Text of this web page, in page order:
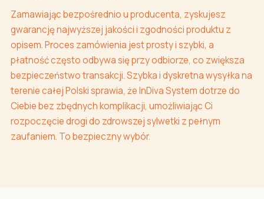
Zamawiając bezpośrednio u producenta, zyskujesz
gwarancję najwyższej jakości i zgodności produktu z
opisem. Proces zamówienia jest prosty i szybki, a
płatność często odbywa się przy odbiorze, co zwiększa
bezpieczeństwo transakcji. Szybka i dyskretna wysyłka na
terenie całej Polski sprawia, że InDiva System dotrze do
Ciebie bez zbędnych komplikacji, umożliwiając Ci
rozpoczęcie drogi do zdrowszej sylwetki z pełnym
zaufaniem. To bezpieczny wybór.